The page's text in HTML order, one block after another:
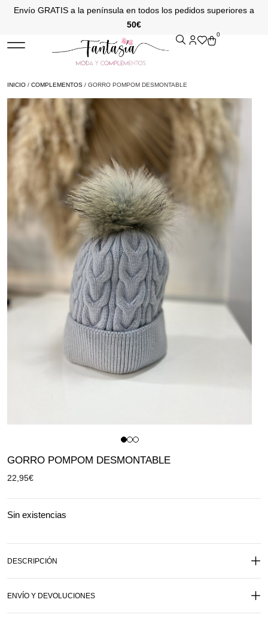
Envío GRATIS a la península en todos los pedidos superiores a
50€
0
INICIO / COMPLEMENTOS / GORRO POMPOM DESMONTABLE
GORRO POMPOM DESMONTABLE
22,95€
Sin existencias
DESCRIPCIÓN
ENVÍO Y DEVOLUCIONES